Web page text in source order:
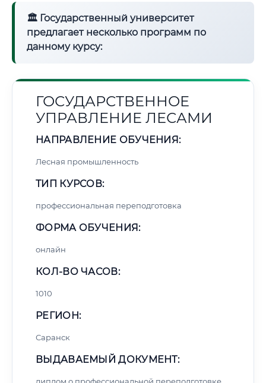
🏛 Государственный университет
предлагает несколько программ по
данному курсу:
ГОСУДАРСТВЕННОЕ
УПРАВЛЕНИЕ ЛЕСАМИ
НАПРАВЛЕНИЕ ОБУЧЕНИЯ:
Лесная промышленность
ТИП КУРСОВ:
профессиональная переподготовка
ФОРМА ОБУЧЕНИЯ:
онлайн
КОЛ-ВО ЧАСОВ:
1010
РЕГИОН:
Саранск
ВЫДАВАЕМЫЙ ДОКУМЕНТ: